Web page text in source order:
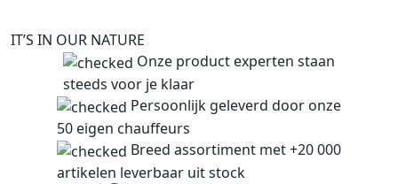
IT’S IN OUR NATURE
Onze product experten staan
steeds voor je klaar
Persoonlijk geleverd door onze
50 eigen chauffeurs
Breed assortiment met +20 000
artikelen leverbaar uit stock